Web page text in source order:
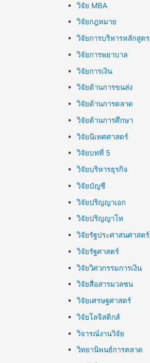
วิจัย MBA
วิจัยกฎหมาย
วิจัยการบริหารหลักสูตร
วิจัยการพยาบาล
วิจัยการเงิน
วิจัยด้านการขนส่ง
วิจัยด้านการตลาด
วิจัยด้านการศึกษา
วิจัยนิเทศศาสตร์
วิจัยบทที่ 5
วิจัยบริหารธุรกิจ
วิจัยบัญชี
วิจัยปริญญาเอก
วิจัยปริญญาโท
วิจัยรัฐประศาสนศาสตร์
วิจัยรัฐศาสตร์
วิจัยวิศวกรรมการเงิน
วิจัยสื่อสารมวลชน
วิจัยเศรษฐศาสตร์
วิจัยโลจิสติกส์
วิจารณ์งานวิจัย
วิทยานิพนธ์การตลาด